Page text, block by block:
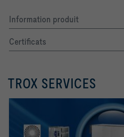
Information produit
Certificats
TROX SERVICES